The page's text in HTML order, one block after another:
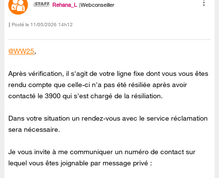
Rehana_L Webconseiller
Posté le ‎11/05/2026 14h12
@WW25,
Après vérification, il s'agit de votre ligne fixe dont vous vous êtes
rendu compte que celle-ci n'a pas été résiliée après avoir
contacté le 3900 qui s'est chargé de la résiliation.
Dans votre situation un rendez-vous avec le service réclamation
sera nécessaire.
Je vous invite à me communiquer un numéro de contact sur
lequel vous êtes joignable par message privé :